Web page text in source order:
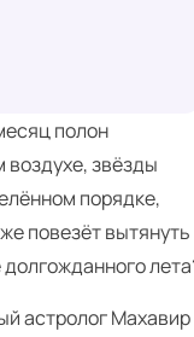
полон
воздухе, звёзды
порядке,
повезёт вытянуть
астролог Махавир